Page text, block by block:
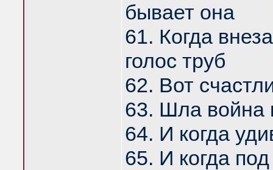
бывает она
61. Когда
голос труб
62. Вот
63. Шла война
64. И когда
65. И когда